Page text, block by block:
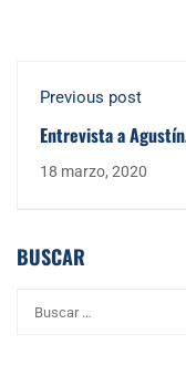
Previous post
Entrevista a Agustín
en Sevilla son sus
18 marzo, 2020
BUSCAR